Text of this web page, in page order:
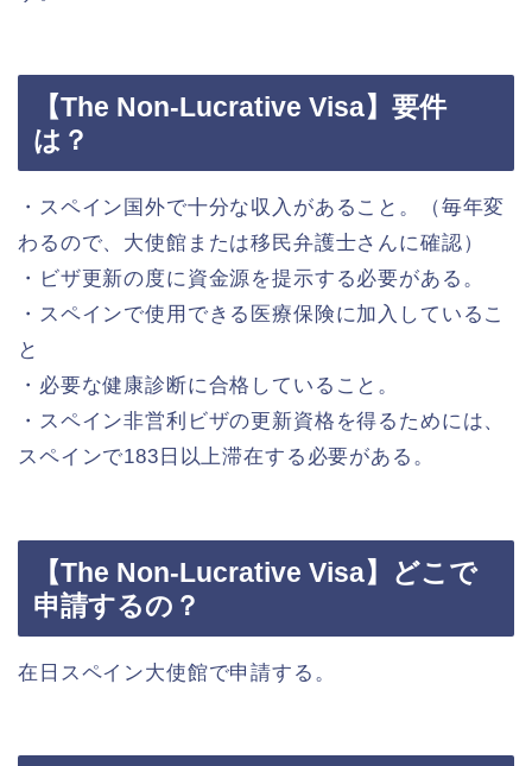
【The Non-Lucrative Visa】要件
は？
・スペイン国外で十分な収入があること。（毎年変
わるので、大使館または移民弁護士さんに確認）
・ビザ更新の度に資金源を提示する必要がある。
・スペインで使用できる医療保険に加入しているこ
と
・必要な健康診断に合格していること。
・スペイン非営利ビザの更新資格を得るためには、
スペインで183日以上滞在する必要がある。
【The Non-Lucrative Visa】どこで
申請するの？
在日スペイン大使館で申請する。